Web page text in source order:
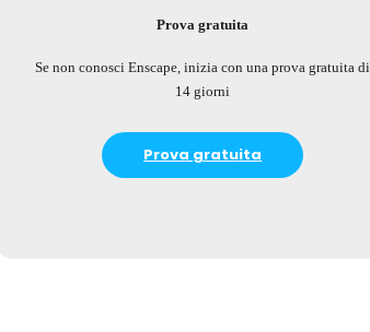
Prova gratuita
Se non conosci Enscape, inizia con una prova gratuita di
14 giorni
Prova gratuita